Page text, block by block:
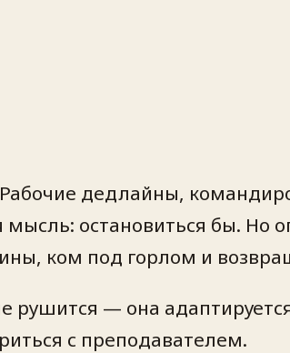
дедлайны,
остановиться бы. Но
ком под горлом и
— она
с преподавателем.